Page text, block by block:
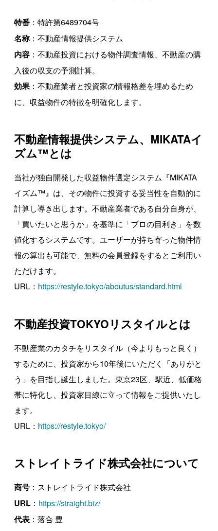
特番：特許第6489704号
名称：不動産情報提供システム
内容：不動産投資における物件調査情報、不動産の購
入後の収支の予測計算。
効果：不動産業者と投資家の情報格差を埋めるため
に、収益物件の特徴を明確化します。
不動産情報提供システム、MIKATAイ
ズム™とは
当社が独自開発した収益物件選定システム『MIKATA
イズム™』は、その物件に投資する妥当性を自動的に
計算し導き出します。不動産業者である自分自身が、
「買いたいと思うか」を基準に「プロの目利き」を数
値化するシステムです。ユーザーが持ち寄った物件情
報の算出も可能で、無料の会員登録をするとご利用い
ただけます。
URL： https://restyle.tokyo/aboutus/standard.html
不動産投資TOKYOリスタイルとは
不動産業のカタチをリスタイル（今よりもっと良く）
するために、投資家から10年後にいただく「ありがと
う」を目指し誕生しました。東京23区、駅近、低価格
帯に特化し、投資家目線に立って情報をご提供いたし
ます。
URL： https://restyle.tokyo/
ストレイトライド株式会社について
商号：ストレイトライド株式会社
URL： https://straight.biz/
代表：落合 豊